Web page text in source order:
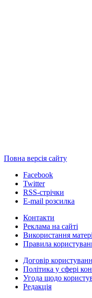
Повна версія сайту
Facebook
Twitter
RSS-стрічки
E-mail розсилка
Контакти
Реклама на сайті
Використання
Правила
Договір
Політика у сфері
Угода щодо
Редакція